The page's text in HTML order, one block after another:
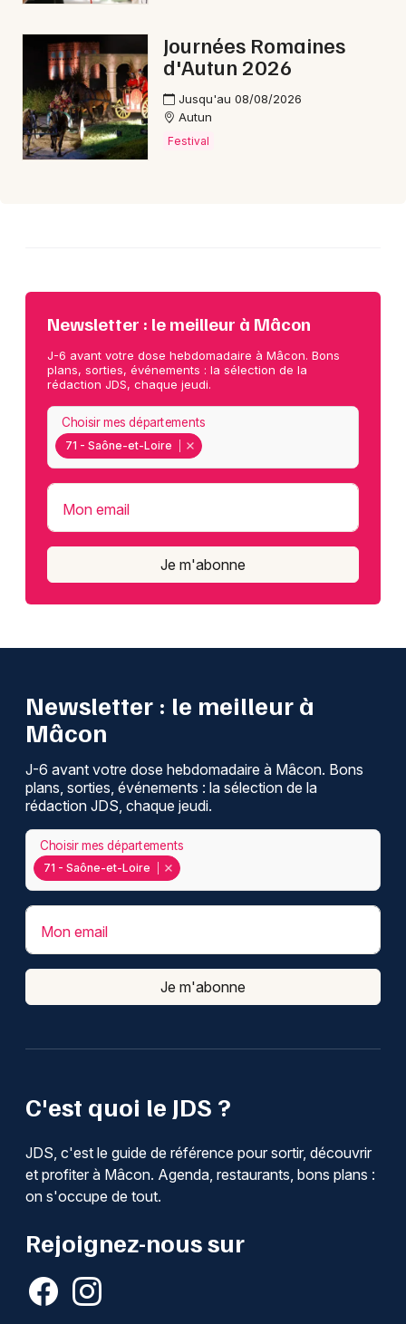
71 - Saône-et-Loire
Choisir mes départements
Mon email
Journées Romaines
d'Autun 2026
Jusqu'au 08/08/2026
Autun
Festival
Newsletter : le meilleur à Mâcon
J-6 avant votre dose hebdomadaire à Mâcon. Bons
plans, sorties, événements : la sélection de la
rédaction JDS, chaque jeudi.
71 - Saône-et-Loire
Choisir mes départements
Mon email
Je m'abonne
C'est quoi le JDS ?
JDS, c'est le guide de référence pour sortir, découvrir
et profiter à Mâcon. Agenda, restaurants, bons plans :
on s'occupe de tout.
Rejoignez-nous sur
Newsletter : le meilleur à
Mâcon
J-6 avant votre dose hebdomadaire à Mâcon. Bons
plans, sorties, événements : la sélection de la
rédaction JDS, chaque jeudi.
71 - Saône-et-Loire
Choisir mes départements
Mon email
Je m'abonne